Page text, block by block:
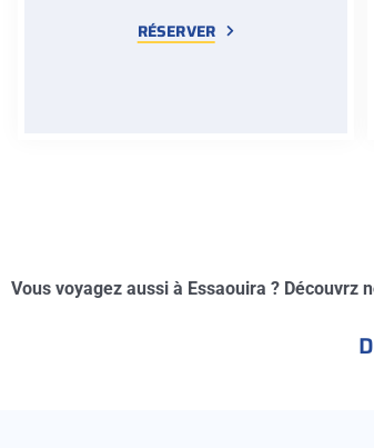
RÉSERVER
Vous voyagez aussi à Essaouira ? Découvrz